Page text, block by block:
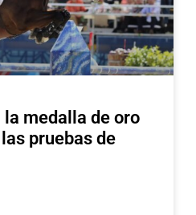
medalla de oro
pruebas de